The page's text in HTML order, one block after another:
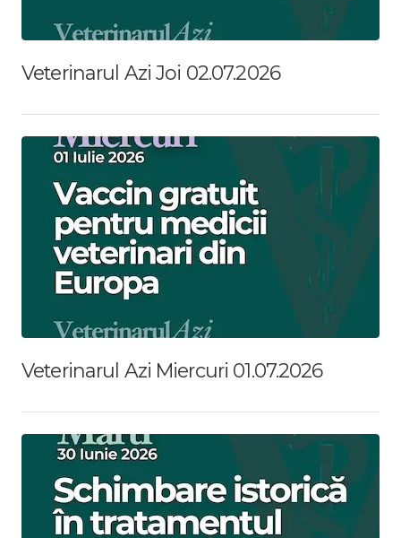
Veterinarul Azi Joi 02.07.2026
Veterinarul Azi Miercuri 01.07.2026